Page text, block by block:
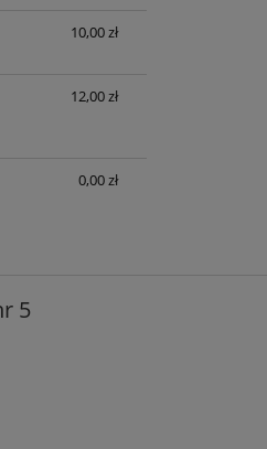
10,00 zł
12,00 zł
0,00 zł
5